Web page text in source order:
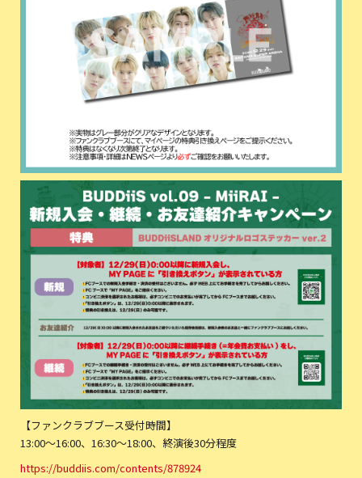
【ファンクラブブース受付時間】
13:00〜16:00、16:30〜18:00、終演後30分程度
https://buddiis.com/contents/878924